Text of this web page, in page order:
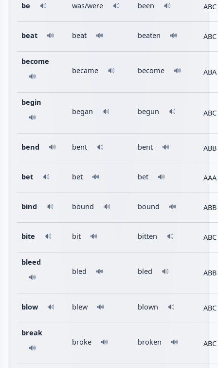
be 🔊 was/were 🔊 been 🔊 ABC
beat 🔊 beat 🔊 beaten 🔊 ABC
become
🔊
became 🔊 become 🔊 ABA
begin
🔊
began 🔊 begun 🔊 ABC
bend 🔊 bent 🔊 bent 🔊 ABB
bet 🔊 bet 🔊 bet 🔊 AAA
bind 🔊 bound 🔊 bound 🔊 ABB
bite 🔊 bit 🔊 bitten 🔊 ABC
bleed
🔊
bled 🔊 bled 🔊 ABB
blow 🔊 blew 🔊 blown 🔊 ABC
break
🔊
broke 🔊 broken 🔊 ABC